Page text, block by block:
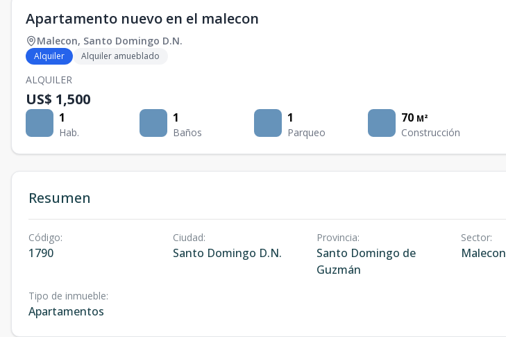
Apartamento nuevo en el malecon
Malecon, Santo Domingo D.N.
Alquiler Alquiler amueblado
ALQUILER
US$ 1,500
1
Hab.
1
Baños
1
Parqueo
70 M²
Construcción
Resumen
Código:
1790
Ciudad:
Santo Domingo D.N.
Provincia:
Santo Domingo de
Guzmán
Sector:
Malecon
Tipo de inmueble:
Apartamentos